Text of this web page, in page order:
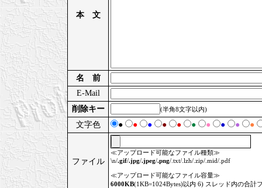
本 文
名 前
E-Mail
削除キー
(半角8文字以内)
文字色 ● ● ● ● ● ● ● ● ● ●
ファイル
≪アップロード可能なファイル種類≫
\n/.gif/.jpg/.jpeg/.png/.txt/.lzh/.zip/.mid/.pdf
≪アップロード可能なファイル容量≫
6000KB(1KB=1024Bytes)以内 6) スレッド内の合計